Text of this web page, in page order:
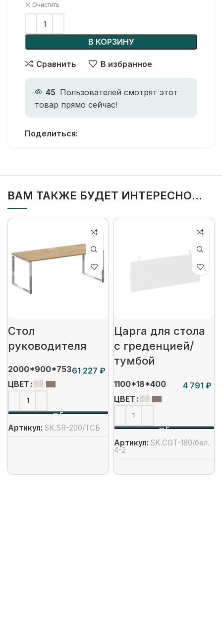
Очистить
В КОРЗИНУ
Сравнить В избранное
45 Пользователей смотрят этот
товар прямо сейчас!
Поделиться:
ВАМ ТАКЖЕ БУДЕТ ИНТЕРЕСНО…
Стол
руководителя
2000*900*753
₽
ЦВЕТ
Артикул: SK.SR-200/ТСБ
Царга для стола
с греденцией/
тумбой
1100*18*400
₽
ЦВЕТ
Артикул: SK.CGT-180/бел.
4-2